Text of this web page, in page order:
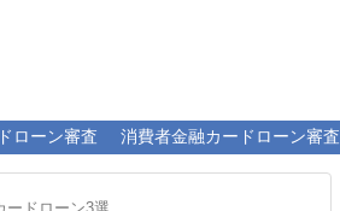
ローン審査 消費者金融カードローン審査